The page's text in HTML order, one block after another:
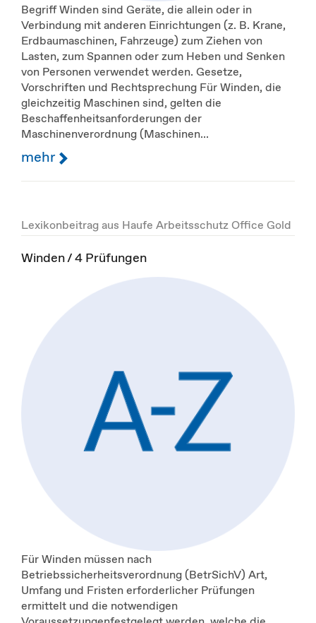
Begriff Winden sind Geräte, die allein oder in
Verbindung mit anderen Einrichtungen (z. B. Krane,
Erdbaumaschinen, Fahrzeuge) zum Ziehen von
Lasten, zum Spannen oder zum Heben und Senken
von Personen verwendet werden. Gesetze,
Vorschriften und Rechtsprechung Für Winden, die
gleichzeitig Maschinen sind, gelten die
Beschaffenheitsanforderungen der
Maschinenverordnung (Maschinen...
mehr
Lexikonbeitrag aus Haufe Arbeitsschutz Office Gold
Winden / 4 Prüfungen
Für Winden müssen nach
Betriebssicherheitsverordnung (BetrSichV) Art,
Umfang und Fristen erforderlicher Prüfungen
ermittelt und die notwendigen